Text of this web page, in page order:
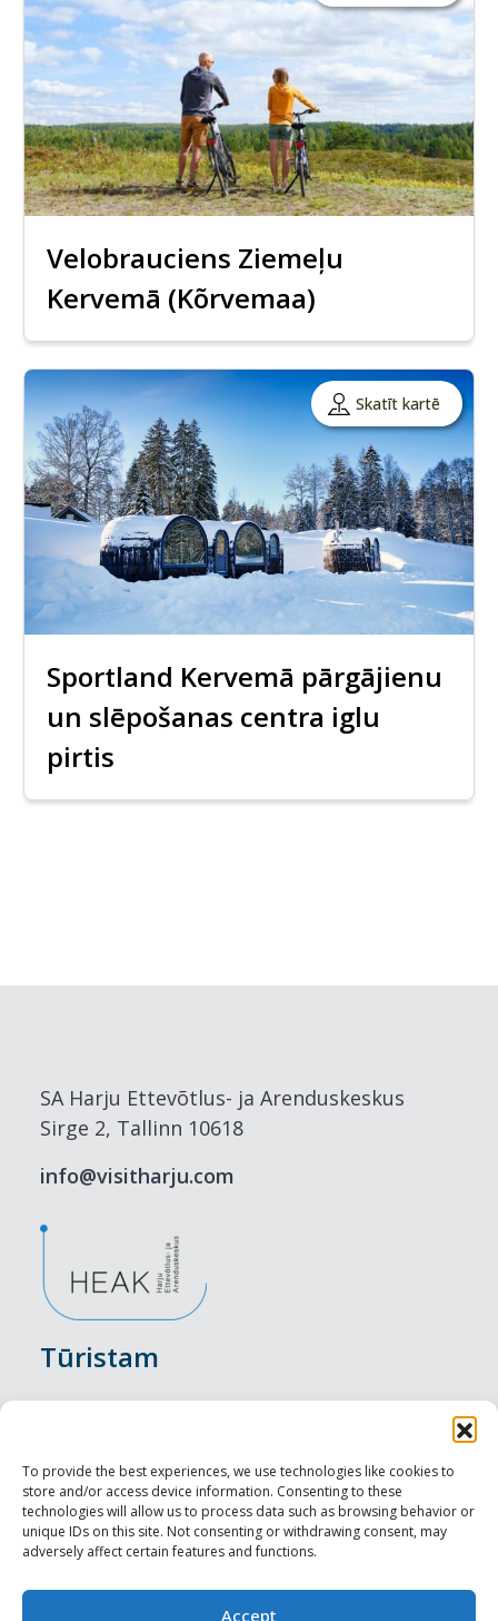
To provide the best experiences, we use technologies like cookies to
store and/or access device information. Consenting to these
technologies will allow us to process data such as browsing behavior or
unique IDs on this site. Not consenting or withdrawing consent, may
adversely affect certain features and functions.
Accept
Velobrauciens Ziemeļu
Kervemā (Kõrvemaa)
Skatīt kartē
Sportland Kervemā pārgājienu
un slēpošanas centra iglu
pirtis
SA Harju Ettevõtlus- ja Arenduskeskus
Sirge 2, Tallinn 10618
info@visitharju.com
Tūristam
Nakšņošana
Vietas maltītei
Apskates objekti